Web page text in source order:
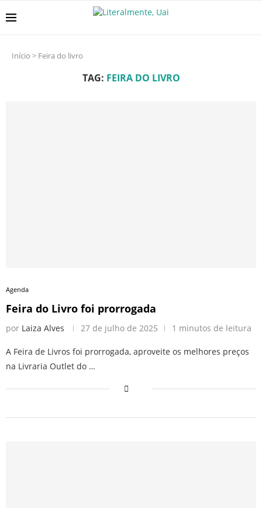
Início > Feira do livro
TAG: FEIRA DO LIVRO
Agenda
Feira do Livro foi prorrogada
por Laiza Alves 27 de julho de 2025 1 minutos de leitura
A Feira de Livros foi prorrogada, aproveite os melhores preços
na Livraria Outlet do …